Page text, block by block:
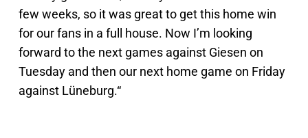
few weeks, so it was great to get this home win
for our fans in a full house. Now I’m looking
forward to the next games against Giesen on
Tuesday and then our next home game on Friday
against Lüneburg.“